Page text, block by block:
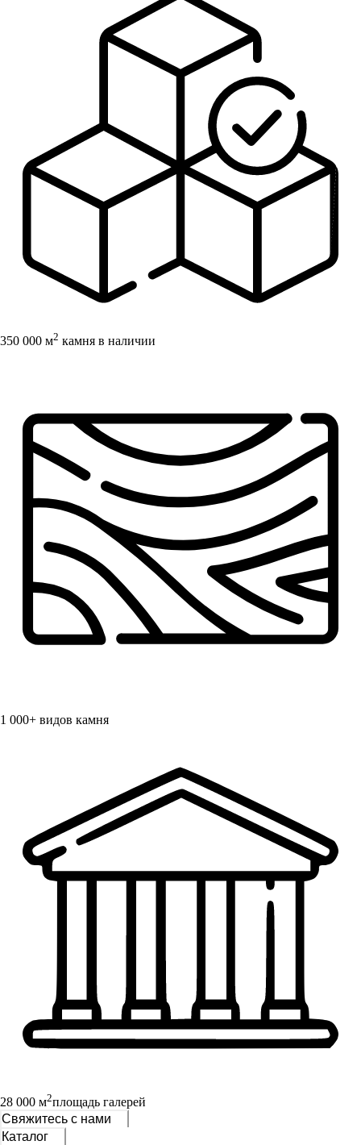
350 000 м2 камня в наличии
1 000+ видов камня
28 000 м2площадь галерей
Свяжитесь с нами
Каталог